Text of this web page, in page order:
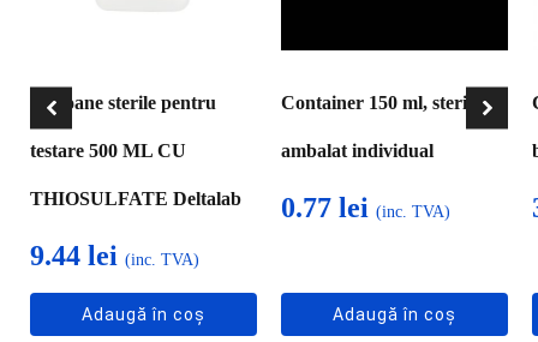
Flacoane sterile pentru
testare 500 ML CU
THIOSULFATE Deltalab
9.44 lei (inc. TVA)
Adaugă în coș
Container 150 ml, steril
ambalat individual
0.77 lei (inc. TVA)
Adaugă în coș